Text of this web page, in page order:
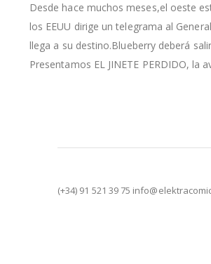
imágenes
Desde hace muchos meses,el oeste
los EEUU dirige un telegrama al
llega a su destino.Blueberry deberá
Presentamos EL JINETE PERDIDO,
(+34) 91 521 39 75